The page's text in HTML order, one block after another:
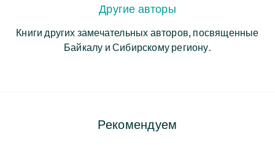
Другие авторы
Книги других замечательных авторов, посвященные
Байкалу и Сибирскому региону.
Рекомендуем